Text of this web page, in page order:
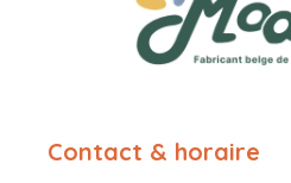
Contact & horaire